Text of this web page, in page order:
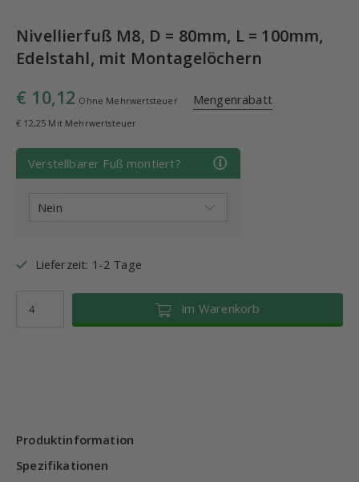
Nivellierfuß M8, D = 80mm, L = 100mm,
Edelstahl, mit Montagelöchern
€ 10,12 Ohne Mehrwertsteuer Mengenrabatt
€ 12,25 Mit Mehrwertsteuer
Verstellbarer Fuß montiert?
Lieferzeit: 1-2 Tage
Im Warenkorb
Produktinformation
Spezifikationen